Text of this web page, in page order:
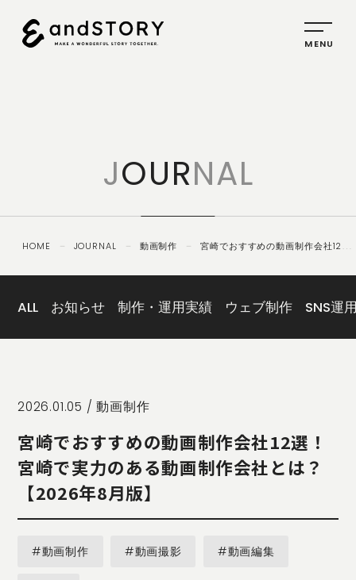
SERVICE
PLANNING
CREATIVE
IDENTITY
ABOUT
US
COMPANY
JOURNAL
CONTACT
US
OTHERS
PRIVACY
SECURITY
JOURNAL
HOME － JOURNAL － 動画制作 －
宮崎でおすすめの動画制作会社12
ALL お知らせ 制作・運用実績 ウェブ制作 SNS運
2026.01.05 /動画制作
宮崎でおすすめの動画制作会社12選！
宮崎で実力のある動画制作会社とは？
【2026年8月版】
#動画制作 #動画撮影 #動画編集